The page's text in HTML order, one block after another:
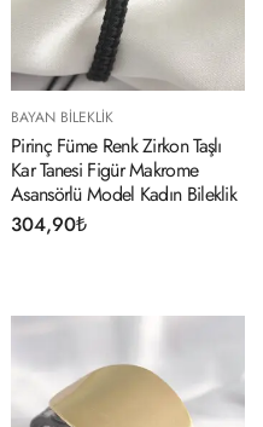
BAYAN BILEKLIK
Pirinç Füme Renk Zirkon Taşlı
Kar Tanesi Figür Makrome
Asansörlü Model Kadın Bileklik
304,90₺